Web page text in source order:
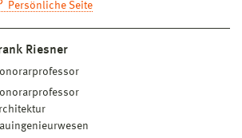
Persönliche Seite
Riesner